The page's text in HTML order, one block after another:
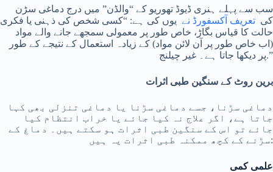
سب سے پہلے ہنری ڈیوڈ تھوریو کے “والڈن” میں درج دماغی سڑن
کی تعریف آکسفورڈ نے یوں کی ہے: “کسی شخص کی ذہنی یا فکری
حالت کا قیاس بگاڑ، خاص طور پر معمولی سمجھے جانے والے مواد
(اب خاص طور پر آن لائن مواد) کے زیادہ استعمال کے نتیجے کے طور
پر دیکھا جاتا ہے۔ غیر چیلنج.”
برین روٹ کے سنگین طبی اثرات
دماغی سڑنا، جسے دماغی سڑنا یا دماغی تنزلی بھی کہا
جاتا ہے، اگر علاج نہ کیا جائے یا خراب انتظام کیا
جائے تو اس کے سنگین طبی اثرات ہو سکتے ہیں۔ دماغ کے
سڑنے کے کچھ ممکنہ طبی اثرات یہ ہیں:
علمی کمی